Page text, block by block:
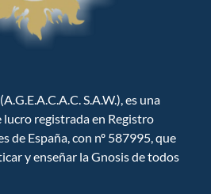
S.A.W.), es una
lucro registrada en Registro
de España, con nº 587995, que
y enseñar la Gnosis de todos
ESPAÑA
y cultura del hombre hacia la